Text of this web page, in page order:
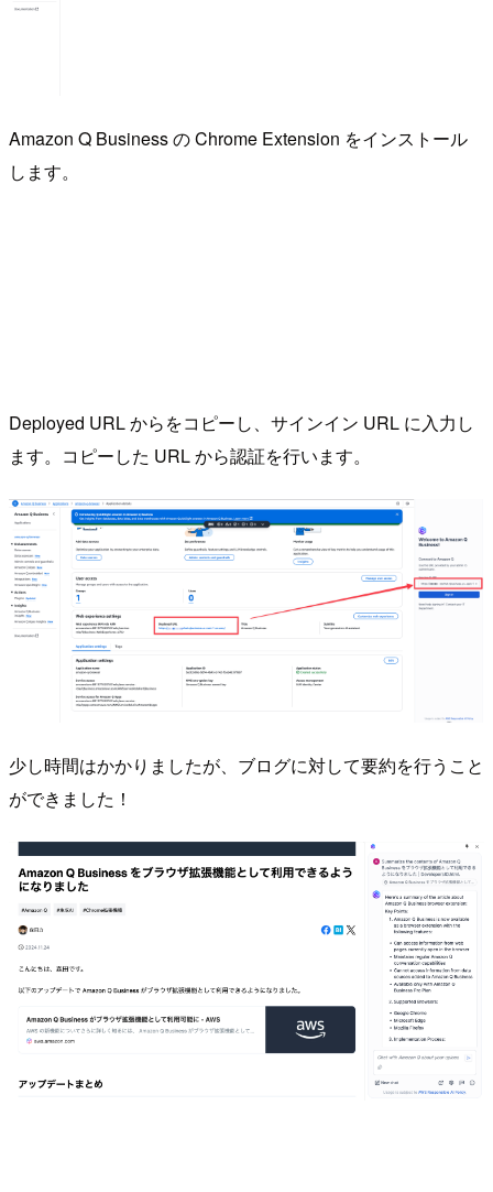
Amazon Q Business の Chrome Extension をインストール
します。
Deployed URL からをコピーし、サインイン URL に入力し
ます。コピーした URL から認証を行います。
少し時間はかかりましたが、ブログに対して要約を行うこと
ができました！